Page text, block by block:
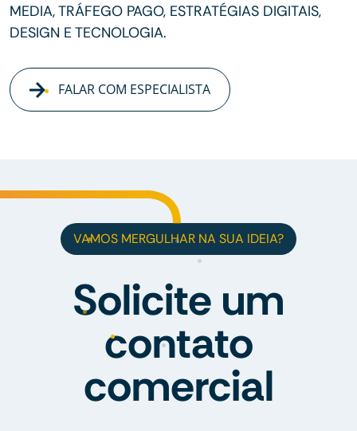
MEDIA, TRÁFEGO PAGO, ESTRATÉGIAS DIGITAIS,
DESIGN E TECNOLOGIA.
FALAR COM ESPECIALISTA
VAMOS MERGULHAR NA SUA IDEIA?
Solicite um
contato
comercial